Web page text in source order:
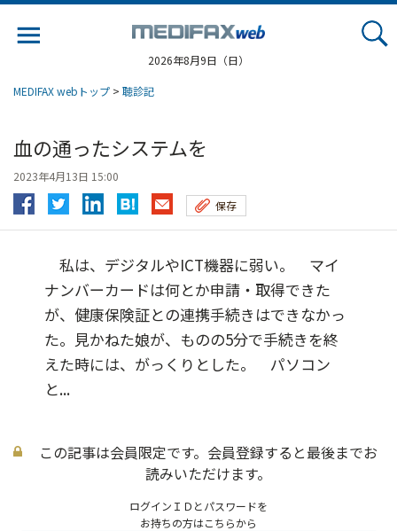
2026年8月9日（日）
MEDIFAX webトップ > 聴診記
血の通ったシステムを
2023年4月13日 15:00
保存
私は、デジタルやICT機器に弱い。 マイ
ナンバーカードは何とか申請・取得できた
が、健康保険証との連携手続きはできなかっ
た。見かねた娘が、ものの5分で手続きを終
えた時には、がっくりとした。 パソコン
と...
この記事は会員限定です。会員登録すると最後までお
読みいただけます。
ログインＩＤとパスワードを
お持ちの方はこちらから